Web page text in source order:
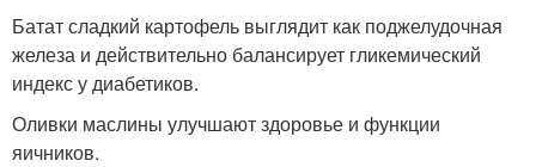
Батат сладкий картофель выглядит как поджелудочная
железа и действительно балансирует гликемический
индекс у диабетиков.
Оливки маслины улучшают здоровье и функции
яичников.